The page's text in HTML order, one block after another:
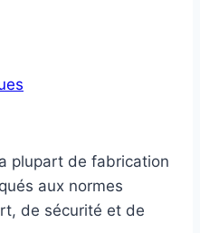
plupart de fabrication
aux normes
de sécurité et de